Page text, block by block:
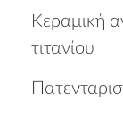
Κεραμική
τιτανίου